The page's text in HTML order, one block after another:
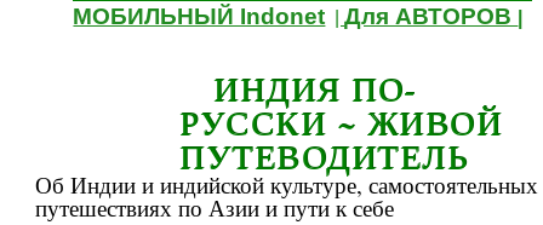
МОБИЛЬНЫЙ Indonet |Для АВТОРОВ
ИНДИЯ ПО-
РУССКИ ~ ЖИВОЙ
ПУТЕВОДИТЕЛЬ
Об Индии и индийской культуре, самостоятельных
путешествиях по Азии и пути к себе